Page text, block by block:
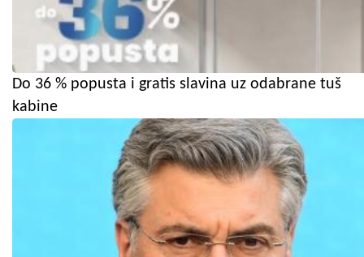
Do 36 % popusta i gratis slavina uz odabrane tuš
kabine